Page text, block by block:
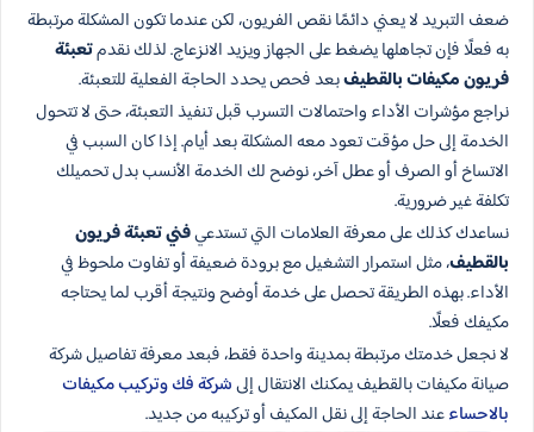
ضعف التبريد لا يعني دائمًا نقص الفريون، لكن عندما تكون المشكلة مرتبطة
به فعلًا فإن تجاهلها يضغط على الجهاز ويزيد الانزعاج. لذلك نقدمتعبئة
فريون مكيفات بالقطيفبعد فحص يحدد الحاجة الفعلية للتعبئة.
نراجع مؤشرات الأداء واحتمالات التسرب قبل تنفيذ التعبئة، حتى لا تتحول
الخدمة إلى حل مؤقت تعود معه المشكلة بعد أيام. إذا كان السبب في
الاتساخ أو الصرف أو عطل آخر، نوضح لك الخدمة الأنسب بدل تحميلك
تكلفة غير ضرورية.
نساعدك كذلك على معرفة العلامات التي تستدعيفني تعبئة فريون
بالقطيف، مثل استمرار التشغيل مع برودة ضعيفة أو تفاوت ملحوظ في
الأداء. بهذه الطريقة تحصل على خدمة أوضح ونتيجة أقرب لما يحتاجه
مكيفك فعلًا.
لا نجعل خدمتك مرتبطة بمدينة واحدة فقط، فبعد معرفة تفاصيل شركة
صيانة مكيفات بالقطيف يمكنك الانتقال إلىشركة فك وتركيب مكيفات
بالاحساءعند الحاجة إلى نقل المكيف أو تركيبه من جديد.